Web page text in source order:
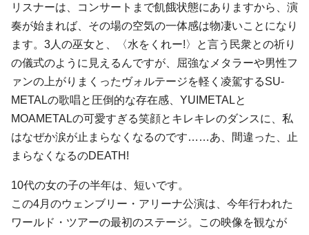
リスナーは、コンサートまで飢餓状態にありますから、演
奏が始まれば、その場の空気の一体感は物凄いことになり
ます。3人の巫女と、〈水をくれー!〉と言う民衆との祈り
の儀式のように見えるんですが、屈強なメタラーや男性フ
ァンの上がりまくったヴォルテージを軽く凌駕するSU-
METALの歌唱と圧倒的な存在感、YUIMETALと
MOAMETALの可愛すぎる笑顔とキレキレのダンスに、私
はなぜか涙が止まらなくなるのです……あ、間違った、止
まらなくなるのDEATH!
10代の女の子の半年は、短いです。
この4月のウェンブリー・アリーナ公演は、今年行われた
ワールド・ツアーの最初のステージ。この映像を観なが